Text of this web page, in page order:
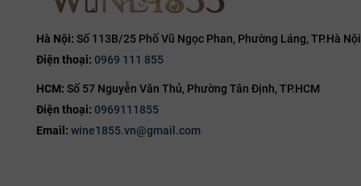
15%
15.5%
16%
16.5%
17%
Hà Nội: Số 113B/25 Phố Vũ Ngọc Phan, Phường Láng, TP.Hà Nội
Điện thoại: 0969 111 855
HCM: Số 57 Nguyễn Văn Thủ, Phường Tân Định, TP.HCM
Điện thoại: 0969111855
Email: wine1855.vn@gmail.com